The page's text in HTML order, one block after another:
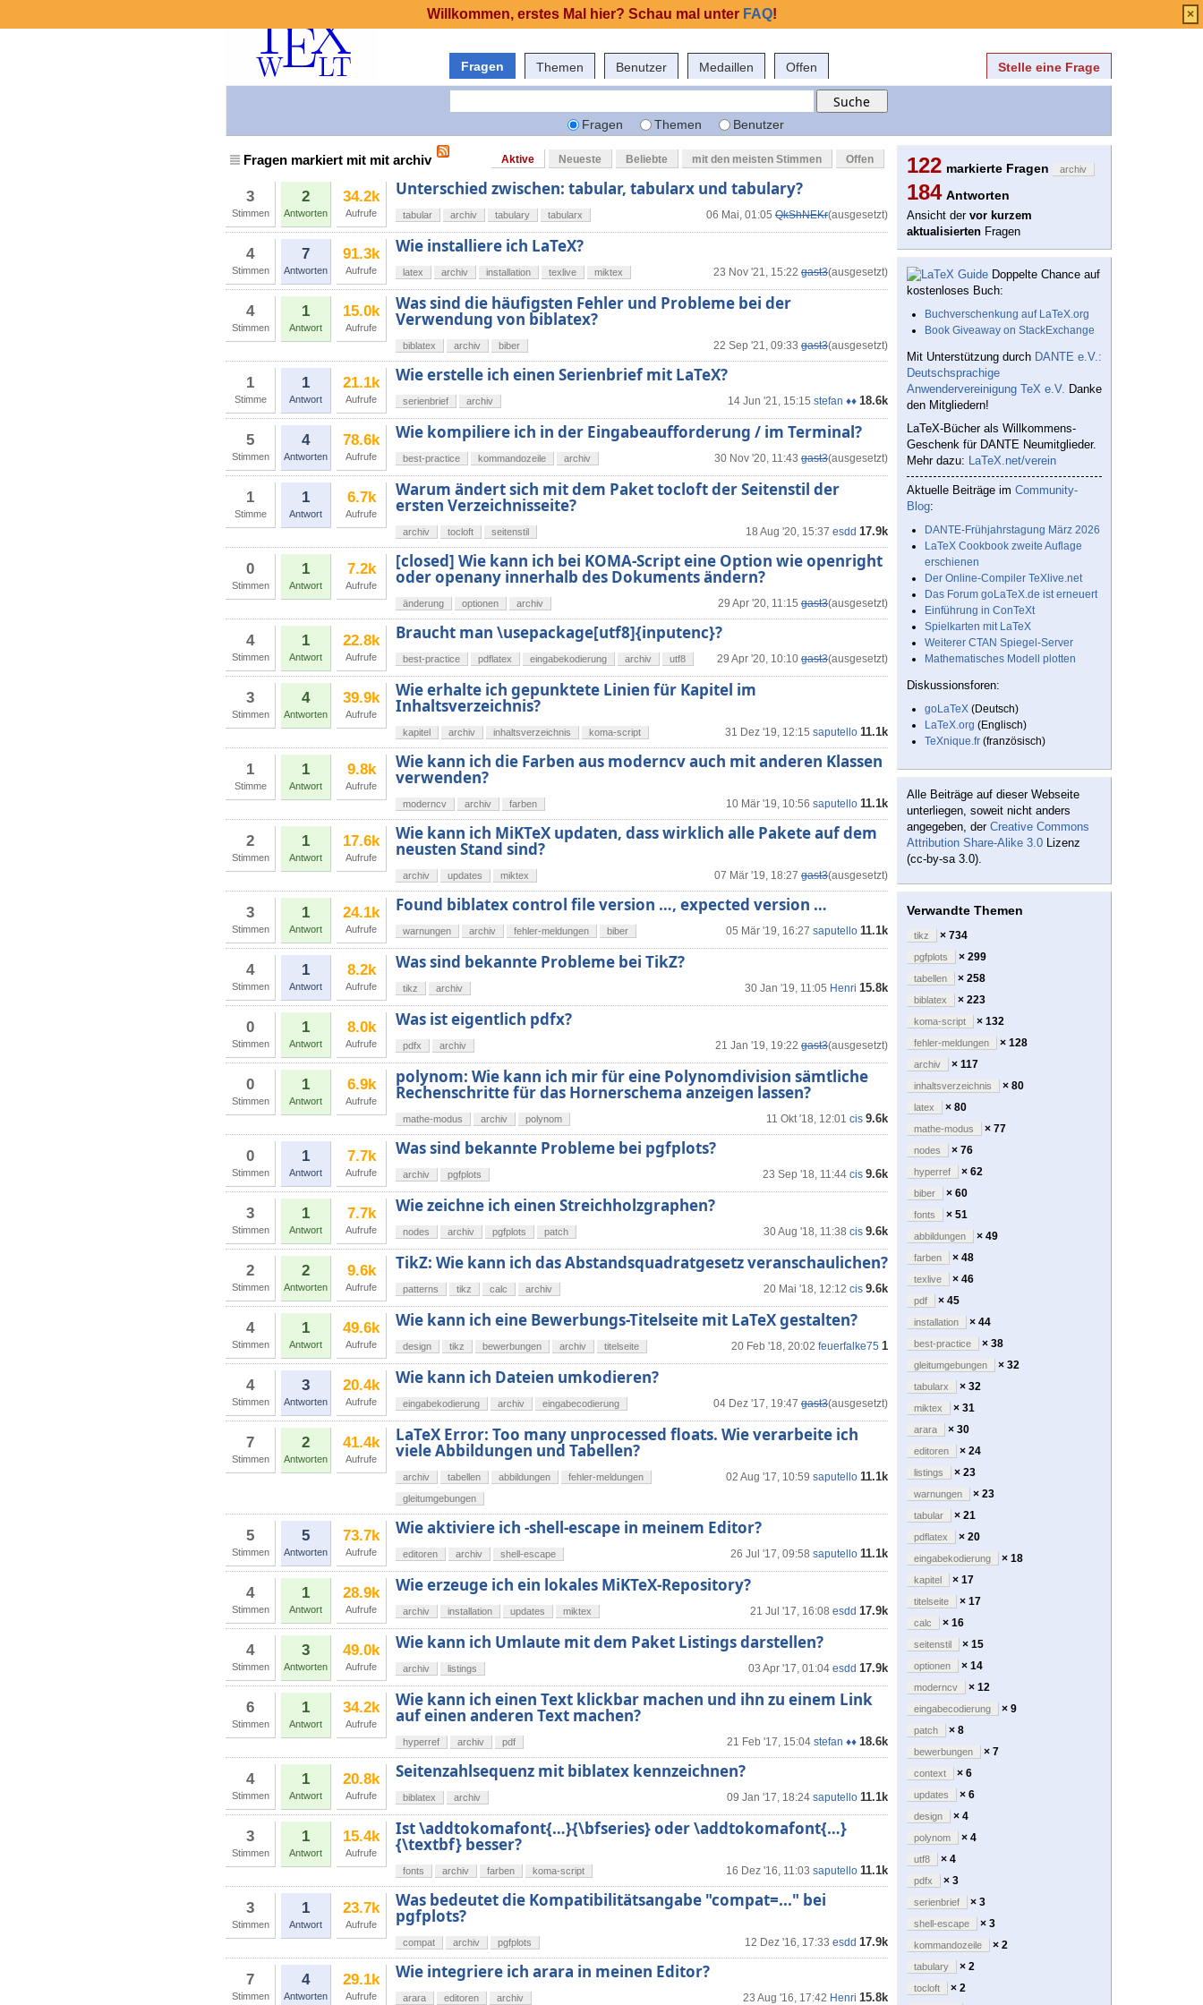
Fragen Themen Benutzer Medaillen Offen Stelle eine Frage
Fragen Themen Benutzer
Fragen markiert mit mit archiv Aktive Neueste Beliebte mit den meisten Stimmen Offen
3
Stimmen
2
Antworten
34.2k
Aufrufe
Unterschied zwischen: tabular, tabularx und tabulary?
06 Mai, 01:05 QkShNEKr(ausgesetzt)
tabular archiv tabulary tabularx
4
Stimmen
7
Antworten
91.3k
Aufrufe
Wie installiere ich LaTeX?
23 Nov '21, 15:22 gast3(ausgesetzt)
latex archiv installation texlive miktex
4
Stimmen
1
Antwort
15.0k
Aufrufe
Was sind die häufigsten Fehler und Probleme bei der
Verwendung von biblatex?
22 Sep '21, 09:33 gast3(ausgesetzt)
biblatex archiv biber
1
Stimme
1
Antwort
21.1k
Aufrufe
Wie erstelle ich einen Serienbrief mit LaTeX?
14 Jun '21, 15:15 stefan ♦♦ 18.6k
serienbrief archiv
5
Stimmen
4
Antworten
78.6k
Aufrufe
Wie kompiliere ich in der Eingabeaufforderung / im Terminal?
30 Nov '20, 11:43 gast3(ausgesetzt)
best-practice kommandozeile archiv
1
Stimme
1
Antwort
6.7k
Aufrufe
Warum ändert sich mit dem Paket tocloft der Seitenstil der
ersten Verzeichnisseite?
18 Aug '20, 15:37 esdd 17.9k
archiv tocloft seitenstil
0
Stimmen
1
Antwort
7.2k
Aufrufe
[closed] Wie kann ich bei KOMA-Script eine Option wie openright
oder openany innerhalb des Dokuments ändern?
29 Apr '20, 11:15 gast3(ausgesetzt)
änderung optionen archiv
4
Stimmen
1
Antwort
22.8k
Aufrufe
Braucht man \usepackage[utf8]{inputenc}?
29 Apr '20, 10:10 gast3(ausgesetzt)
best-practice pdflatex eingabekodierung archiv utf8
3
Stimmen
4
Antworten
39.9k
Aufrufe
Wie erhalte ich gepunktete Linien für Kapitel im
Inhaltsverzeichnis?
31 Dez '19, 12:15 saputello 11.1k
kapitel archiv inhaltsverzeichnis koma-script
1
Stimme
1
Antwort
9.8k
Aufrufe
Wie kann ich die Farben aus moderncv auch mit anderen Klassen
verwenden?
10 Mär '19, 10:56 saputello 11.1k
moderncv archiv farben
2
Stimmen
1
Antwort
17.6k
Aufrufe
Wie kann ich MiKTeX updaten, dass wirklich alle Pakete auf dem
neusten Stand sind?
07 Mär '19, 18:27 gast3(ausgesetzt)
archiv updates miktex
3
Stimmen
1
Antwort
24.1k
Aufrufe
Found biblatex control file version …, expected version …
05 Mär '19, 16:27 saputello 11.1k
warnungen archiv fehler-meldungen biber
4
Stimmen
1
Antwort
8.2k
Aufrufe
Was sind bekannte Probleme bei TikZ?
30 Jan '19, 11:05 Henri 15.8k
tikz archiv
0
Stimmen
1
Antwort
8.0k
Aufrufe
Was ist eigentlich pdfx?
21 Jan '19, 19:22 gast3(ausgesetzt)
pdfx archiv
0
Stimmen
1
Antwort
6.9k
Aufrufe
polynom: Wie kann ich mir für eine Polynomdivision sämtliche
Rechenschritte für das Hornerschema anzeigen lassen?
11 Okt '18, 12:01 cis 9.6k
mathe-modus archiv polynom
0
Stimmen
1
Antwort
7.7k
Aufrufe
Was sind bekannte Probleme bei pgfplots?
23 Sep '18, 11:44 cis 9.6k
archiv pgfplots
3
Stimmen
1
Antwort
7.7k
Aufrufe
Wie zeichne ich einen Streichholzgraphen?
30 Aug '18, 11:38 cis 9.6k
nodes archiv pgfplots patch
2
Stimmen
2
Antworten
9.6k
Aufrufe
TikZ: Wie kann ich das Abstandsquadratgesetz veranschaulichen?
20 Mai '18, 12:12 cis 9.6k
patterns tikz calc archiv
4
Stimmen
1
Antwort
49.6k
Aufrufe
Wie kann ich eine Bewerbungs-Titelseite mit LaTeX gestalten?
20 Feb '18, 20:02 feuerfalke75 1
design tikz bewerbungen archiv titelseite
4
Stimmen
3
Antworten
20.4k
Aufrufe
Wie kann ich Dateien umkodieren?
04 Dez '17, 19:47 gast3(ausgesetzt)
eingabekodierung archiv eingabecodierung
7
Stimmen
2
Antworten
41.4k
Aufrufe
LaTeX Error: Too many unprocessed floats. Wie verarbeite ich
viele Abbildungen und Tabellen?
02 Aug '17, 10:59 saputello 11.1k
archiv tabellen abbildungen
fehler-meldungen
gleitumgebungen
5
Stimmen
5
Antworten
73.7k
Aufrufe
Wie aktiviere ich -shell-escape in meinem Editor?
26 Jul '17, 09:58 saputello 11.1k
editoren archiv shell-escape
4
Stimmen
1
Antwort
28.9k
Aufrufe
Wie erzeuge ich ein lokales MiKTeX-Repository?
21 Jul '17, 16:08 esdd 17.9k
archiv installation updates miktex
4
Stimmen
3
Antworten
49.0k
Aufrufe
Wie kann ich Umlaute mit dem Paket Listings darstellen?
03 Apr '17, 01:04 esdd 17.9k
archiv listings
6
Stimmen
1
Antwort
34.2k
Aufrufe
Wie kann ich einen Text klickbar machen und ihn zu einem Link
auf einen anderen Text machen?
21 Feb '17, 15:04 stefan ♦♦ 18.6k
hyperref archiv pdf
4
Stimmen
1
Antwort
20.8k
Aufrufe
Seitenzahlsequenz mit biblatex kennzeichnen?
09 Jan '17, 18:24 saputello 11.1k
biblatex archiv
3
Stimmen
1
Antwort
15.4k
Aufrufe
Ist \addtokomafont{…}{\bfseries} oder \addtokomafont{…}
{\textbf} besser?
16 Dez '16, 11:03 saputello 11.1k
fonts archiv farben koma-script
3
Stimmen
1
Antwort
23.7k
Aufrufe
Was bedeutet die Kompatibilitätsangabe "compat=..." bei
pgfplots?
12 Dez '16, 17:33 esdd 17.9k
compat archiv pgfplots
7
Stimmen
4
Antworten
29.1k
Aufrufe
Wie integriere ich arara in meinen Editor?
23 Aug '16, 17:42 Henri 15.8k
arara editoren archiv
122 markierte Fragen archiv
184 Antworten
Ansicht der vor kurzem
aktualisierten Fragen
Doppelte Chance auf
kostenloses Buch:
Buchverschenkung auf LaTeX.org
Book Giveaway on StackExchange
Mit Unterstützung durch DANTE e.V.:
Deutschsprachige
Anwendervereinigung TeX e.V. Danke
den Mitgliedern!
LaTeX-Bücher als Willkommens-
Geschenk für DANTE Neumitglieder.
Mehr dazu: LaTeX.net/verein
Aktuelle Beiträge im Community-
Blog:
DANTE-Frühjahrstagung März 2026
LaTeX Cookbook zweite Auflage
erschienen
Der Online-Compiler TeXlive.net
Das Forum goLaTeX.de ist erneuert
Einführung in ConTeXt
Spielkarten mit LaTeX
Weiterer CTAN Spiegel-Server
Mathematisches Modell plotten
Diskussionsforen:
goLaTeX (Deutsch)
LaTeX.org (Englisch)
TeXnique.fr (französisch)
Alle Beiträge auf dieser Webseite
unterliegen, soweit nicht anders
angegeben, der Creative Commons
Attribution Share-Alike 3.0 Lizenz
(cc-by-sa 3.0).
Verwandte Themen
tikz × 734
pgfplots × 299
tabellen × 258
biblatex × 223
koma-script × 132
fehler-meldungen × 128
archiv × 117
inhaltsverzeichnis × 80
latex × 80
mathe-modus × 77
nodes × 76
hyperref × 62
biber × 60
fonts × 51
abbildungen × 49
farben × 48
texlive × 46
pdf × 45
installation × 44
best-practice × 38
gleitumgebungen × 32
tabularx × 32
miktex × 31
arara × 30
editoren × 24
listings × 23
warnungen × 23
tabular × 21
pdflatex × 20
eingabekodierung × 18
kapitel × 17
titelseite × 17
calc × 16
seitenstil × 15
optionen × 14
moderncv × 12
eingabecodierung × 9
patch × 8
bewerbungen × 7
context × 6
updates × 6
design × 4
polynom × 4
utf8 × 4
pdfx × 3
serienbrief × 3
shell-escape × 3
kommandozeile × 2
tabulary × 2
tocloft × 2
Willkommen, erstes Mal hier? Schau mal unter FAQ! ×